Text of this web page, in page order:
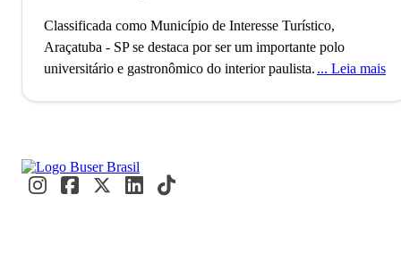
Classificada como Município de Interesse Turístico,
Araçatuba - SP se destaca por ser um importante polo
universitário e gastronômico do interior paulista. Araçatuba,
do estado, atraindo eventos importantes e visitantes
interessados em sua rica cultura agropecuária. Estudantes e
Leia mais